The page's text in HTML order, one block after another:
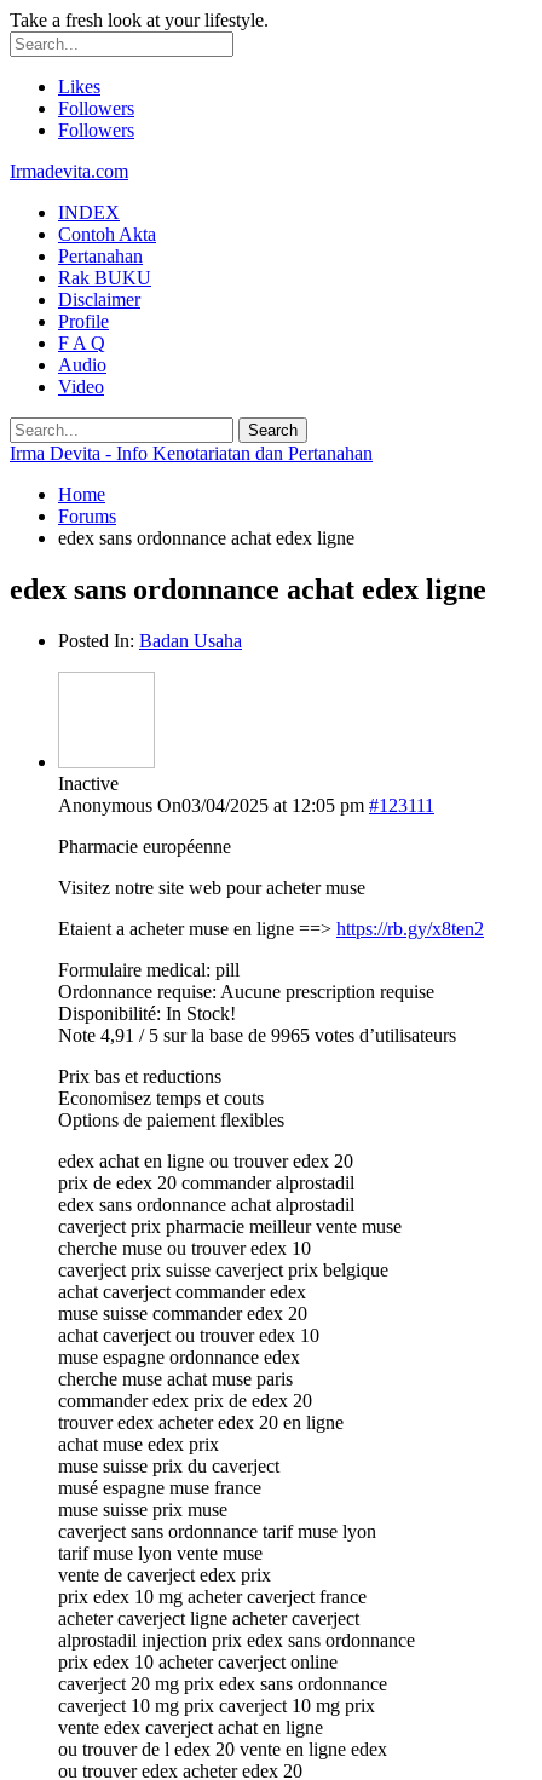
Take a fresh look at your lifestyle.
Likes
Followers
Followers
Irmadevita.com
INDEX
Contoh Akta
Pertanahan
Rak BUKU
Disclaimer
Profile
F A Q
Audio
Video
Irma Devita - Info Kenotariatan dan Pertanahan
Home
Forums
edex sans ordonnance achat edex ligne
edex sans ordonnance achat edex ligne
Posted In: Badan Usaha
Inactive
Anonymous On03/04/2025 at 12:05 pm #123111
Pharmacie européenne
Visitez notre site web pour acheter muse
Etaient a acheter muse en ligne ==> https://rb.gy/x8ten2
Formulaire medical: pill
Ordonnance requise: Aucune prescription requise
Disponibilité: In Stock!
Note 4,91 / 5 sur la base de 9965 votes d’utilisateurs
Prix bas et reductions
Economisez temps et couts
Options de paiement flexibles
edex achat en ligne ou trouver edex 20
prix de edex 20 commander alprostadil
edex sans ordonnance achat alprostadil
caverject prix pharmacie meilleur vente muse
cherche muse ou trouver edex 10
caverject prix suisse caverject prix belgique
achat caverject commander edex
muse suisse commander edex 20
achat caverject ou trouver edex 10
muse espagne ordonnance edex
cherche muse achat muse paris
commander edex prix de edex 20
trouver edex acheter edex 20 en ligne
achat muse edex prix
muse suisse prix du caverject
musé espagne muse france
muse suisse prix muse
caverject sans ordonnance tarif muse lyon
tarif muse lyon vente muse
vente de caverject edex prix
prix edex 10 mg acheter caverject france
acheter caverject ligne acheter caverject
alprostadil injection prix edex sans ordonnance
prix edex 10 acheter caverject online
caverject 20 mg prix edex sans ordonnance
caverject 10 mg prix caverject 10 mg prix
vente edex caverject achat en ligne
ou trouver de l edex 20 vente en ligne edex
ou trouver edex acheter edex 20